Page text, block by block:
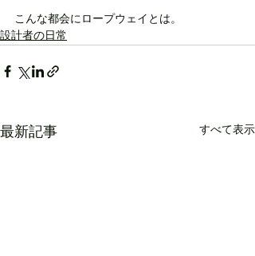
こんな都会にロープウェイとは。
設計者の日常
最新記事 すべて表示